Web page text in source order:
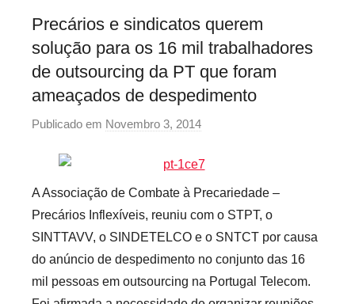
Precários e sindicatos querem
solução para os 16 mil trabalhadores
de outsourcing da PT que foram
ameaçados de despedimento
Publicado em Novembro 3, 2014
r
a
r
A Associação de Combate à Precariedade –
Precários Inflexíveis, reuniu com o STPT, o
SINTTAVV, o SINDETELCO e o SNTCT por causa
do anúncio de despedimento no conjunto das 16
mil pessoas em outsourcing na Portugal Telecom.